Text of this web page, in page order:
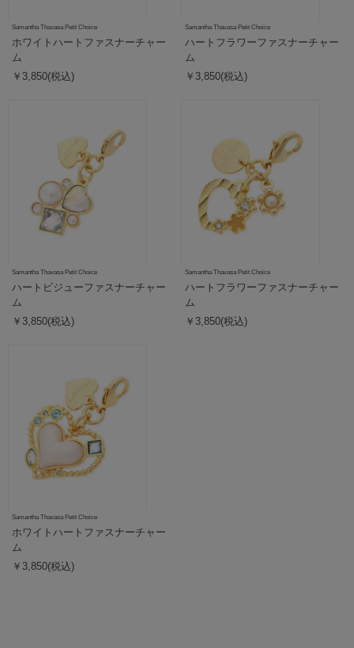
Samantha Thavasa Petit Choice
ホワイトハートファスナーチャー
ム
￥3,850(税込)
Samantha Thavasa Petit Choice
ハートフラワーファスナーチャー
ム
￥3,850(税込)
Samantha Thavasa Petit Choice
ハートビジューファスナーチャー
ム
￥3,850(税込)
Samantha Thavasa Petit Choice
ハートフラワーファスナーチャー
ム
￥3,850(税込)
Samantha Thavasa Petit Choice
ホワイトハートファスナーチャー
ム
￥3,850(税込)